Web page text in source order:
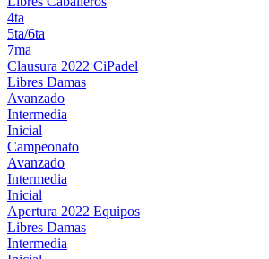
4ta
5ta/6ta
7ma
Clausura 2022 CiPadel
Libres Damas
Avanzado
Intermedia
Inicial
Campeonato
Avanzado
Intermedia
Inicial
Apertura 2022 Equipos
Libres Damas
Intermedia